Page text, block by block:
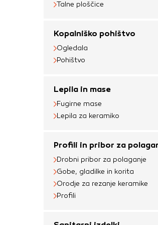
Talne ploščice
Kopalniško pohištvo
Ogledala
Pohištvo
Lepila in mase
Fugirne mase
Lepila za keramiko
Profili in pribor za
Drobni pribor za polaganje
Gobe, gladilke in korita
Orodje za rezanje keramike
Profili
S